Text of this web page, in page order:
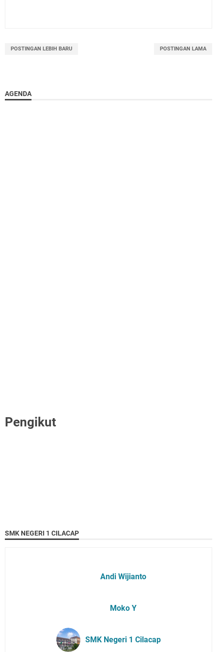
POSTINGAN LEBIH BARU POSTINGAN LAMA
AGENDA
Pengikut
SMK NEGERI 1 CILACAP
Andi Wijianto
Moko Y
SMK Negeri 1 Cilacap